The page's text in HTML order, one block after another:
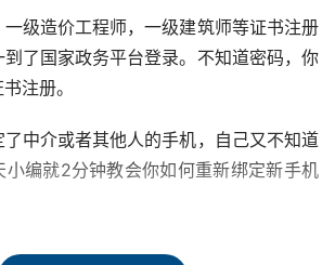
级造价工程师，一级建筑师等证书注册
了国家政务平台登录。不知道密码，你
注册。
中介或者其他人的手机，自己又不知道
小编就2分钟教会你如何重新绑定新手机